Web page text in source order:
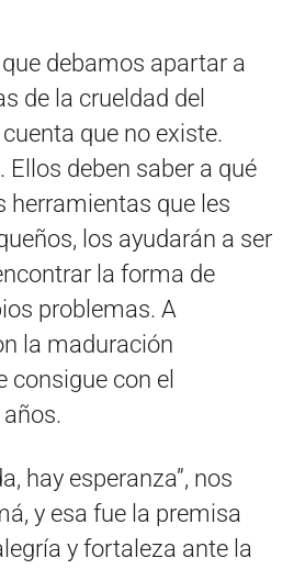
debamos apartar a
de la crueldad del
que no existe.
Ellos deben saber a qué
herramientas que les
los ayudarán a ser
la forma de
problemas. A
la maduración
consigue con el
hay esperanza”, nos
y esa fue la premisa
y fortaleza ante la